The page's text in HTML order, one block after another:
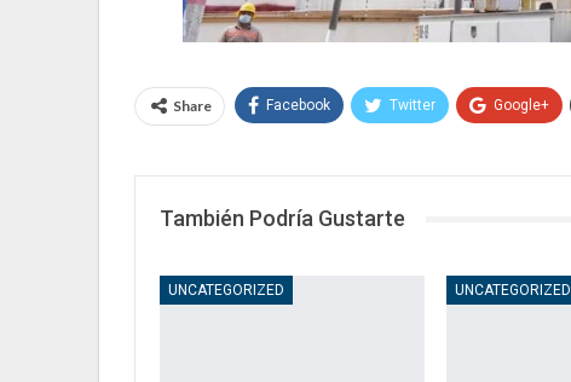
Share Facebook Twitter Google+
También Podría Gustarte
UNCATEGORIZED UNCATEGORIZED